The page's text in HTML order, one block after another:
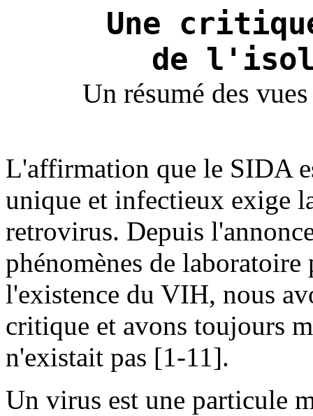
Une
de
Un résumé des
L'affirmation que le SIDA
unique et infectieux exige
retrovirus. Depuis
phénomènes de laboratoire
l'existence du VIH, nous
critique et avons toujours
n'existait pas [1-11].
Un virus est une particule